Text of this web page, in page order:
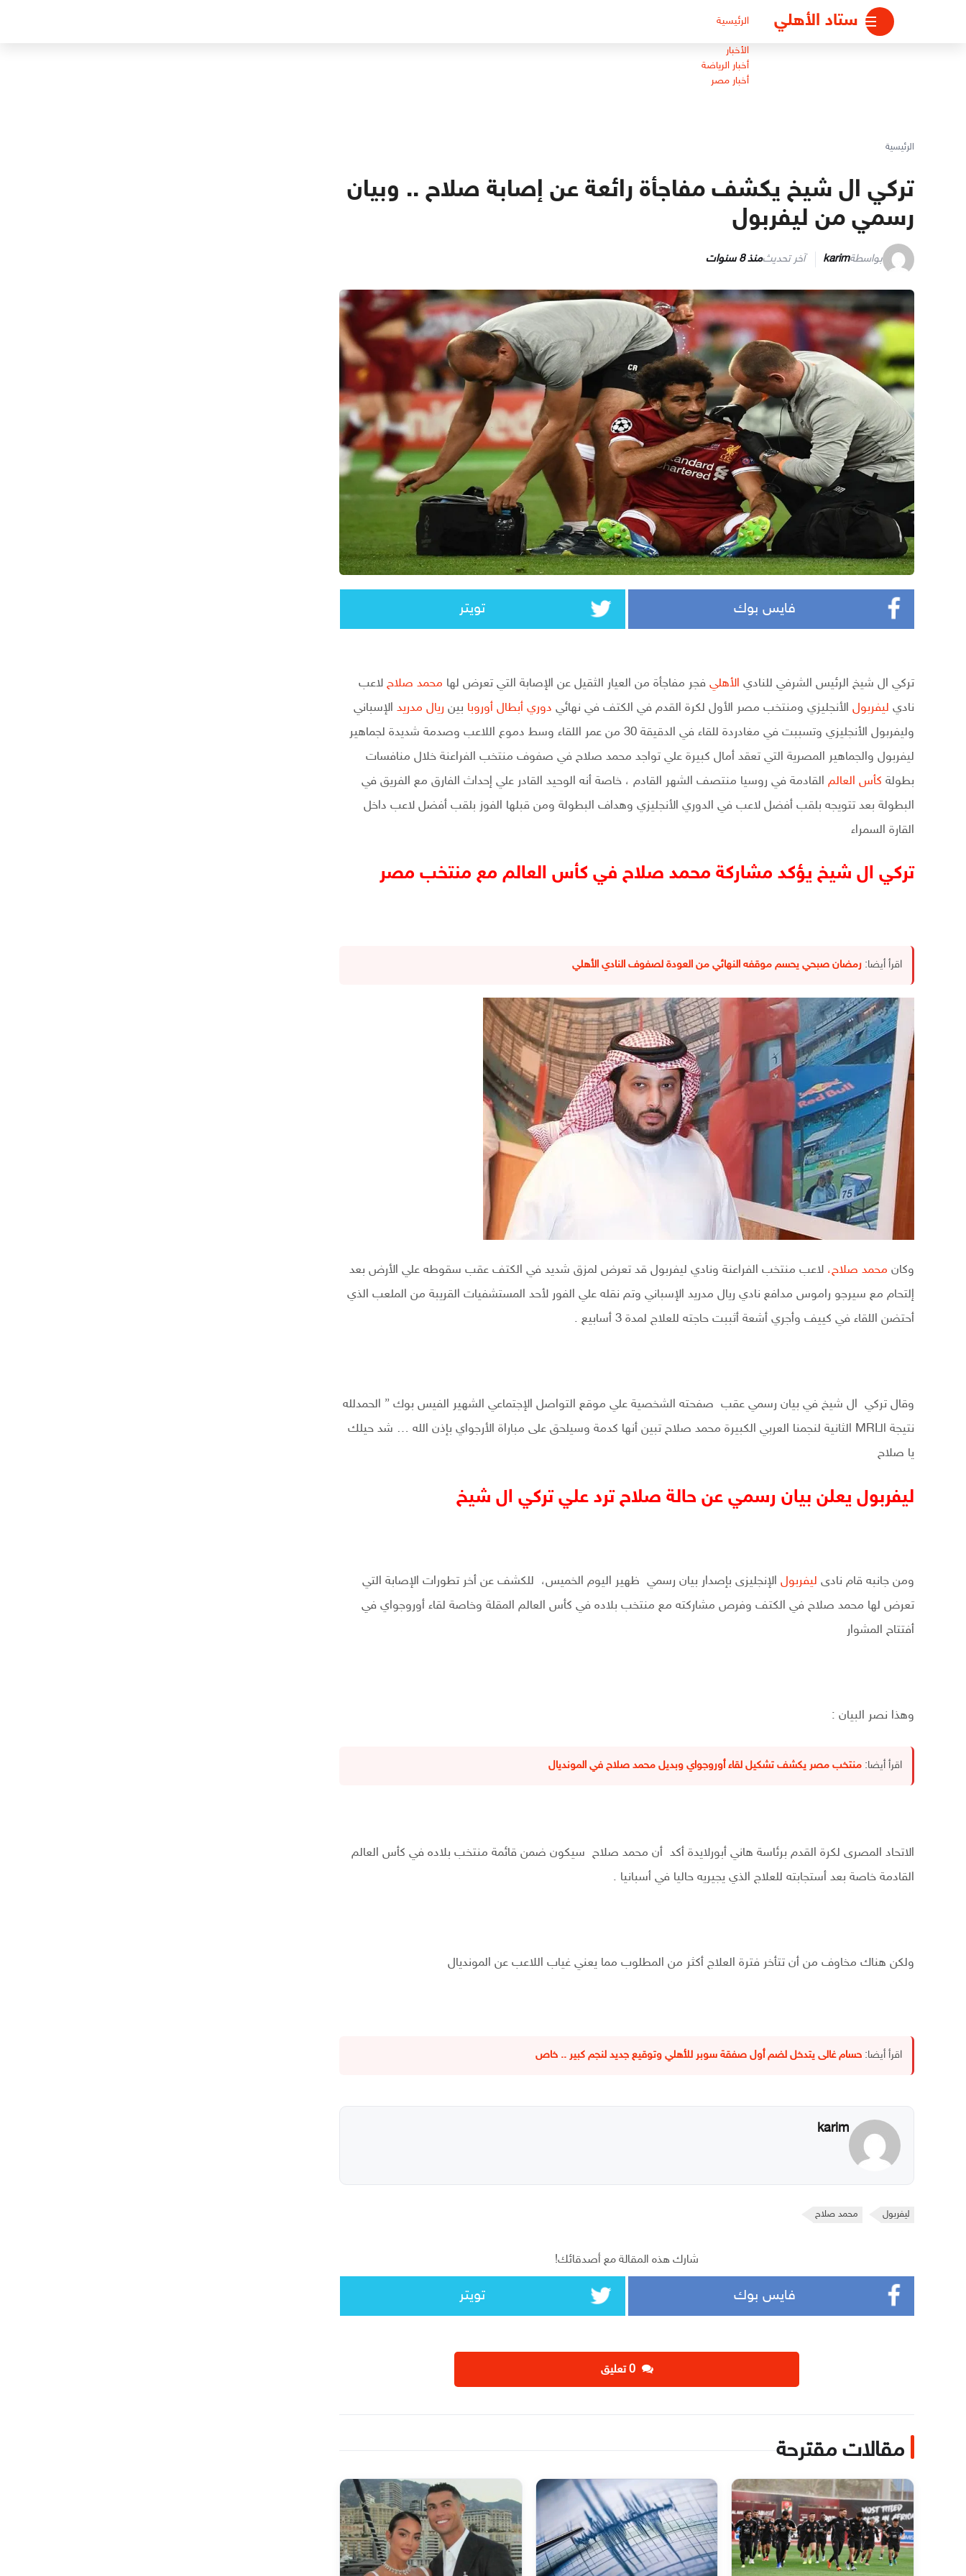
ستاد الأهلي الرئيسية
الأخبار
أخبار الرياضة
أخبار مصر
الرئيسية
تركي ال شيخ يكشف مفاجأة رائعة عن إصابة صلاح .. وبيان
رسمي من ليفربول
بواسطةkarim آخر تحديثمنذ 8 سنوات
فايس بوك تويتر
تركي ال شيخ الرئيس الشرفي للنادي الأهلي فجر مفاجأة من العيار الثقيل عن الإصابة التي تعرض لها محمد صلاح لاعب
نادي ليفربول الأنجليزي ومنتخب مصر الأول لكرة القدم في الكتف في نهائي دوري أبطال أوروبا بين ريال مدريد الإسباني
وليفربول الأنجليزي وتسببت في مغادردة للقاء في الدقيقة 30 من عمر اللقاء وسط دموع اللاعب وصدمة شديدة لجماهير
ليفربول والجماهير المصرية التي تعقد أمال كبيرة علي تواجد محمد صلاح في صفوف منتخب الفراعنة خلال منافسات
بطولة كأس العالم القادمة في روسيا منتصف الشهر القادم ، خاصة أنه الوحيد القادر علي إحداث الفارق مع الفريق في
البطولة بعد تتويجه بلقب أفضل لاعب في الدوري الأنجليزي وهداف البطولة ومن قبلها الفوز بلقب أفضل لاعب داخل
القارة السمراء
تركي ال شيخ يؤكد مشاركة محمد صلاح في كأس العالم مع منتخب مصر
اقرأ أيضا: رمضان صبحي يحسم موقفه النهائي من العودة لصفوف النادي الأهلي
وكان محمد صلاح، لاعب منتخب الفراعنة ونادي ليفربول قد تعرض لمزق شديد في الكتف عقب سقوطه علي الأرض بعد
إلتحام مع سيرجو راموس مدافع نادي ريال مدريد الإسباني وتم نقله علي الفور لأحد المستشفيات القريبة من الملعب الذي
أحتضن اللقاء في كييف وأجري أشعة أثببت حاجته للعلاج لمدة 3 أسابيع .
وقال تركي ال شيخ في بيان رسمي عقب صفحته الشخصية علي موقع التواصل الإجتماعي الشهير الفيس بوك ” الحمدلله
نتيجة الـMRI الثانية لنجمنا العربي الكبيرة محمد صلاح تبين أنها كدمة وسيلحق على مباراة الأرجواي بإذن الله … شد حيلك
يا صلاح
ليفربول يعلن بيان رسمي عن حالة صلاح ترد علي تركي ال شيخ
ومن جانبه قام نادى ليفربول الإنجليزى بإصدار بيان رسمي ظهير اليوم الخميس، للكشف عن أخر تطورات الإصابة التي
تعرض لها محمد صلاح في الكتف وفرص مشاركته مع منتخب بلاده في كأس العالم المقلة وخاصة لقاء أوروجواي في
أفتتاح المشوار
وهذا نصر البيان :
اقرأ أيضا: منتخب مصر يكشف تشكيل لقاء أوروجواي وبديل محمد صلاح في المونديال
الاتحاد المصرى لكرة القدم برئاسة هاني أبورلايدة أكد أن محمد صلاح سيكون ضمن قائمة منتخب بلاده في كأس العالم
القادمة خاصة بعد أستجابته للعلاج الذي يجيريه حاليا في أسبانيا .
ولكن هناك مخاوف من أن تتأخر فترة العلاج أكثر من المطلوب مما يعني غياب اللاعب عن المونديال
اقرأ أيضا: حسام غالى يتدخل لضم أول صفقة سوبر للأهلي وتوقيع جديد لنجم كبير .. خاص
karim
ليفربول محمد صلاح
شارك هذه المقالة مع أصدقائك!
فايس بوك تويتر
‫0 تعليق
مقالات مقترحة